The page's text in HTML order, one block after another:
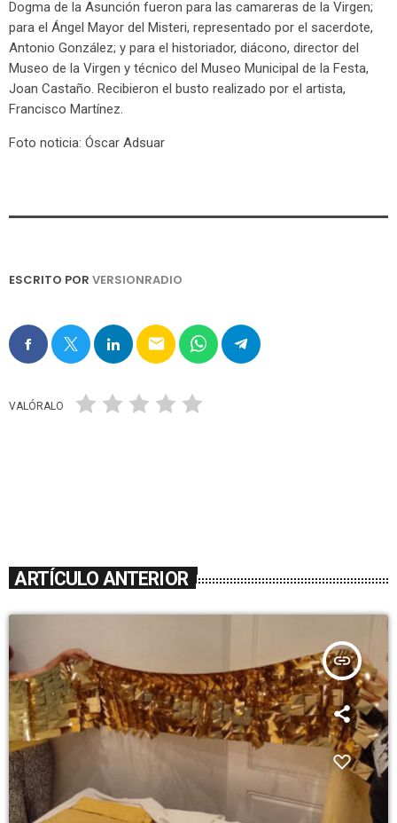
Dogma de la Asunción fueron para las camareras de la Virgen;
para el Ángel Mayor del Misteri, representado por el sacerdote,
Antonio González; y para el historiador, diácono, director del
Museo de la Virgen y técnico del Museo Municipal de la Festa,
Joan Castaño. Recibieron el busto realizado por el artista,
Francisco Martínez.
Foto noticia: Óscar Adsuar
ESCRITO POR VERSIONRADIO
email
VALÓRALO
ARTÍCULO ANTERIOR
insert_link